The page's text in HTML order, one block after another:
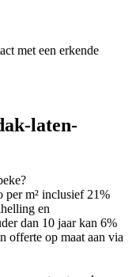
met een erkende
laten-
per m² inclusief 21%
en
dan 10 jaar kan 6%
offerte op maat aan via